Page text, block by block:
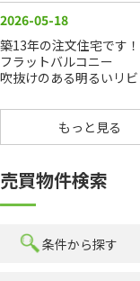
もっと見る
売買物件検索
条件から探す